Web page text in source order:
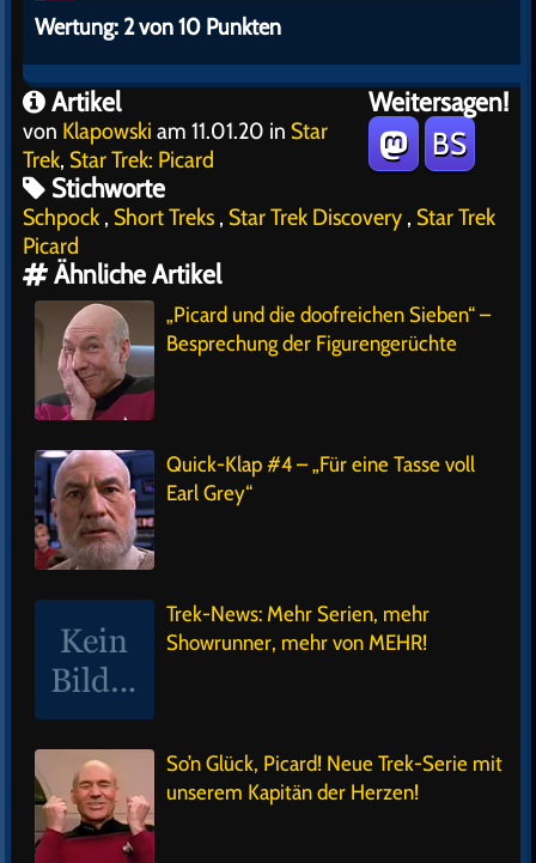
Wertung: 2 von 10 Punkten
Weitersagen!
BS
Artikel
von Klapowski am 11.01.20 in Star
Trek, Star Trek: Picard
Stichworte
Schpock , Short Treks , Star Trek Discovery , Star Trek
Picard
Ähnliche Artikel
„Picard und die doofreichen Sieben“ –
Besprechung der Figurengerüchte
Quick-Klap #4 – „Für eine Tasse voll
Earl Grey“
Trek-News: Mehr Serien, mehr
Showrunner, mehr von MEHR!
So’n Glück, Picard! Neue Trek-Serie mit
unserem Kapitän der Herzen!